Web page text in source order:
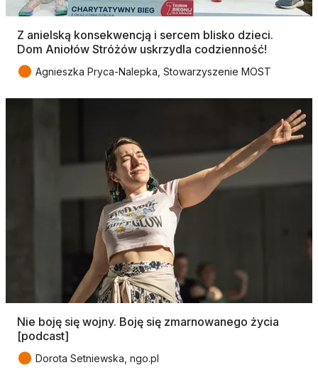
Z anielską konsekwencją i sercem blisko dzieci.
Dom Aniołów Stróżów uskrzydla codzienność!
● Agnieszka Pryca-Nalepka, Stowarzyszenie MOST
Nie boję się wojny. Boję się zmarnowanego życia
[podcast]
● Dorota Setniewska, ngo.pl